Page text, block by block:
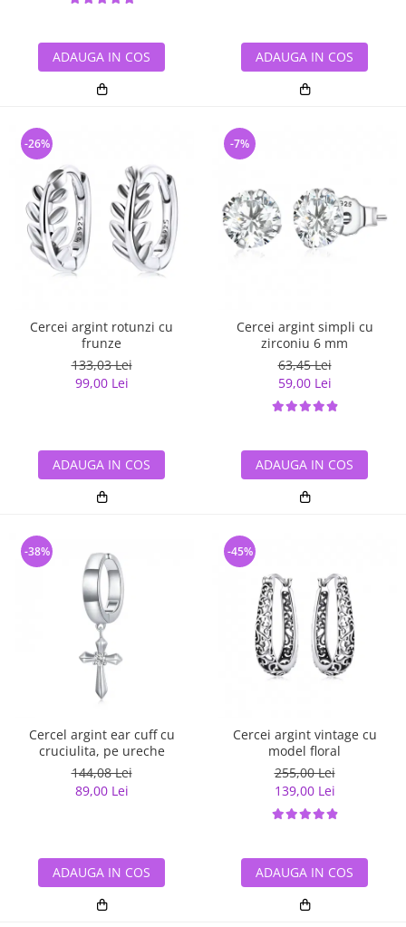
ADAUGA IN COS ADAUGA IN COS
Cercei argint rotunzi cu
frunze
133,03 Lei
99,00 Lei
-26%
ADAUGA IN COS
Cercei argint simpli cu
zirconiu 6 mm
63,45 Lei
59,00 Lei
-7%
ADAUGA IN COS
Cercel argint ear cuff cu
cruciulita, pe ureche
144,08 Lei
89,00 Lei
-38%
ADAUGA IN COS
Cercei argint vintage cu
model floral
255,00 Lei
139,00 Lei
-45%
ADAUGA IN COS